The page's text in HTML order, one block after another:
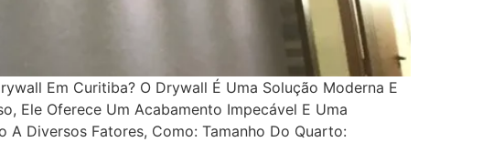
Em Curitiba? O Drywall É Uma Solução Moderna E
Ele Oferece Um Acabamento Impecável E Uma
A Diversos Fatores, Como: Tamanho Do Quarto: